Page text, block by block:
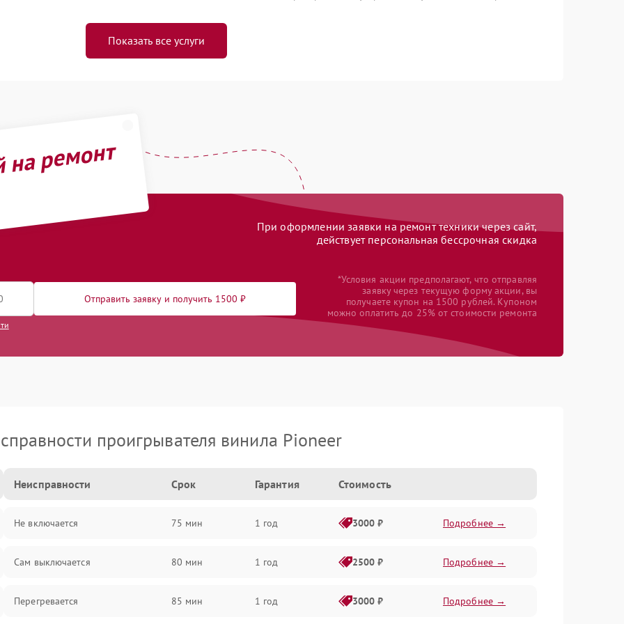
Показать все услуги
ремонт
При оформлении заявки на ремонт техники через сайт,
действует персональная бессрочная скидка
Отправить заявку и получить 1500 ₽
*Условия акции предполагают, что отправляя
заявку через текущую форму акции, вы
получаете купон на 1500 рублей. Купоном
можно оплатить до 25% от стоимости ремонта
проигрывателя винила Pioneer
Неисправности Срок Гарантия Стоимость
Не включается 75 мин 1 год 3000 ₽ Подробнее →
Сам выключается 80 мин 1 год 2500 ₽ Подробнее →
Перегревается 85 мин 1 год 3000 ₽ Подробнее →